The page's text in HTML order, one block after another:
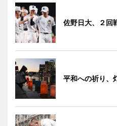
佐野日大、２
平和への祈り、